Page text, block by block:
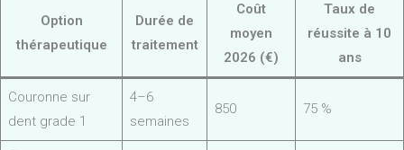
Option
thérapeutique
Durée de
traitement
Coût
moyen
2026 (€)
Taux de
réussite à 10
ans
Couronne sur
dent grade 1
4–6
semaines
850 75 %